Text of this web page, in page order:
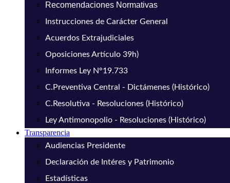
Recomendaciones Normativas
Instrucciones de Carácter General
Acuerdos Extrajudiciales
Oposiciones Artículo 39h)
Informes Ley N°19.733
C.Preventiva Central - Dictámenes (Histórico)
C.Resolutiva - Resoluciones (Histórico)
Ley Antimonopolio - Resoluciones (Histórico)
Transparencia
Audiencias Presidente
Declaración de Intéres y Patrimonio
Estadísticas